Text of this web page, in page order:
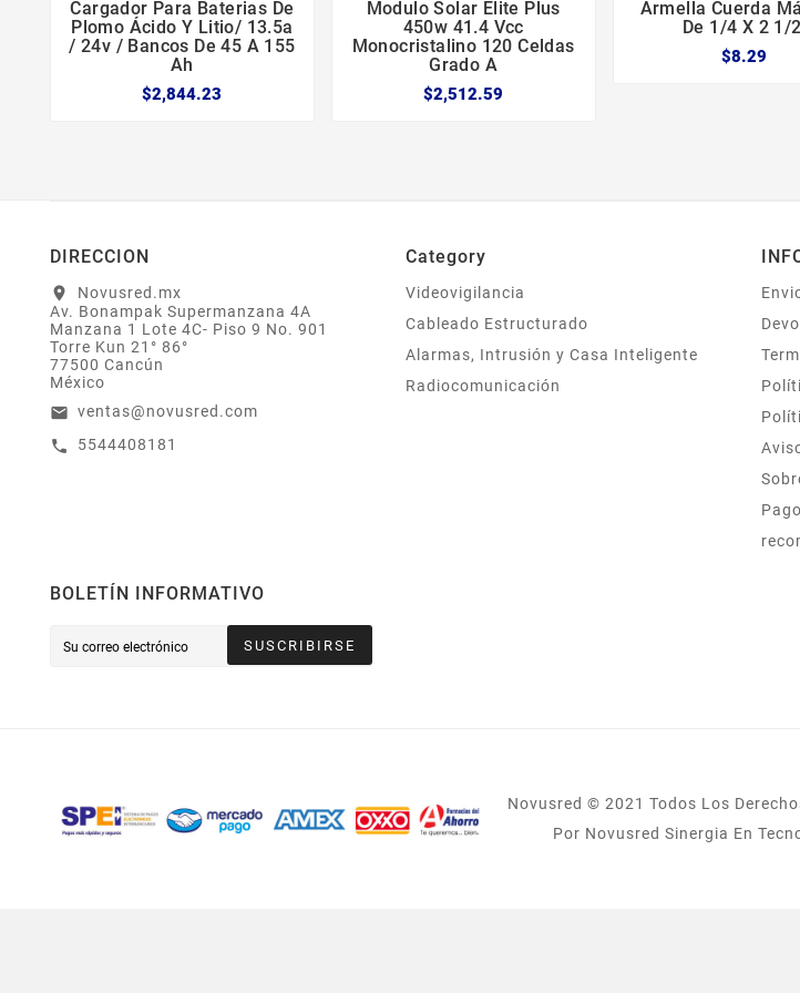
  
Cargador Para Baterias De
Plomo Ácido Y Litio/ 13.5a
/ 24v / Bancos De 45 A 155
Ah
$2,844.23
  
Modulo Solar Elite Plus
450w 41.4 Vcc
Monocristalino 120 Celdas
Grado A
$2,512.59
  
Armella Cuerda
De 1/4 X 2 1/
$8.29
DIRECCION
location_on
Novusred.mx
Av. Bonampak Supermanzana 4A
Manzana 1 Lote 4C- Piso 9 No. 901
Torre Kun 21° 86°
77500 Cancún
México
email ventas@novusred.com
call 5544408181
Category
Videovigilancia
Cableado Estructurado
Alarmas, Intrusión y Casa Inteligente
Radiocomunicación
BOLETÍN INFORMATIVO
SUSCRIBIRSE
Novusred © 2021 Todos Los
Por Novusred Sinergia En